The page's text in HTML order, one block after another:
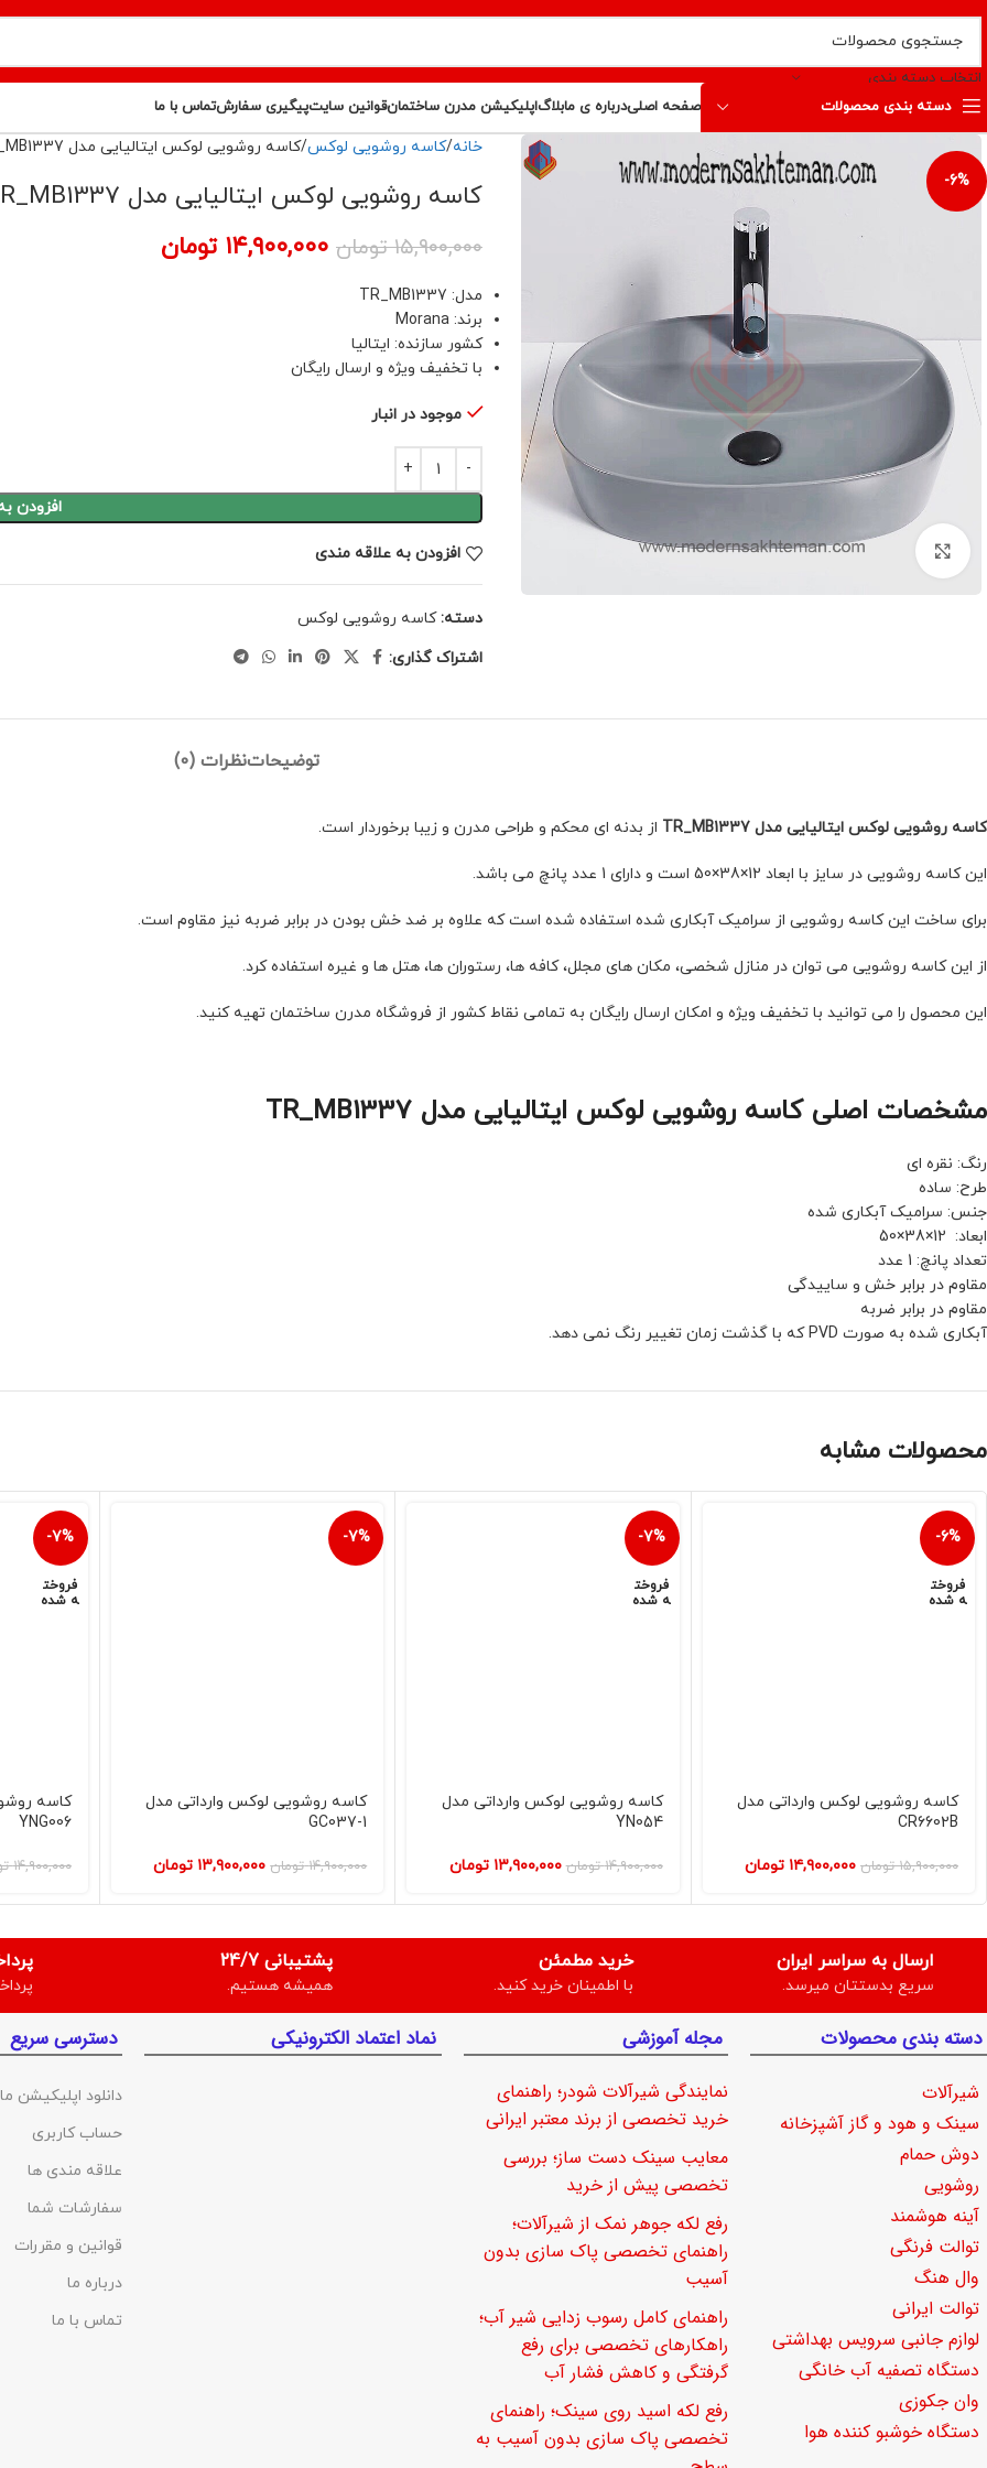
انتخاب دسته بندی
دسته بندی محصولات
صفحه اصلیدرباره ی مابلاگاپلیکیشن مدرن ساختمانقوانین سایتپیگیری سفارشتماس با ما
-6%
برای بزرگنمایی کلیک کنید
خانه کاسه روشویی لوکس کاسه روشویی لوکس ایتالیایی مدل TR_MB1337
کاسه روشویی لوکس ایتالیایی مدل TR_MB1337
۱۵,۹۰۰,۰۰۰ تومان ۱۴,۹۰۰,۰۰۰ تومان
مدل: TR_MB1337
برند: Morana
کشور سازنده: ایتالیا
با تخفیف ویژه و ارسال رایگان
موجود در انبار
افزودن
افزودن به علاقه مندی
دسته: کاسه روشویی لوکس
اشتراک گذاری:
توضیحاتنظرات (0)
کاسه روشویی لوکس ایتالیایی مدل TR_MB1337 از بدنه ای محکم و طراحی مدرن و زیبا برخوردار است.
این کاسه روشویی در سایز با ابعاد 12×38×50 است و دارای 1 عدد پانچ می باشد.
برای ساخت این کاسه روشویی از سرامیک آبکاری شده استفاده شده است که علاوه بر ضد خش بودن در برابر ضربه نیز مقاوم است.
از این کاسه روشویی می توان در منازل شخصی، مکان های مجلل، کافه ها، رستوران ها، هتل ها و غیره استفاده کرد.
این محصول را می توانید با تخفیف ویژه و امکان ارسال رایگان به تمامی نقاط کشور از فروشگاه مدرن ساختمان تهیه کنید.
مشخصات اصلی کاسه روشویی لوکس ایتالیایی مدل TR_MB1337
رنگ: نقره ای
طرح: ساده
جنس: سرامیک آبکاری شده
ابعاد: 12×38×50
تعداد پانچ: 1 عدد
مقاوم در برابر خش و ساییدگی
مقاوم در برابر ضربه
آبکاری شده به صورت PVD که با گذشت زمان تغییر رنگ نمی دهد.
محصولات مشابه
-6%
فروخت
ه شده
کاسه روشویی لوکس وارداتی مدل
CR6602B
۱۵,۹۰۰,۰۰۰ تومان ۱۴,۹۰۰,۰۰۰ تومان
-7%
فروخت
ه شده
کاسه روشویی لوکس وارداتی مدل
YN054
۱۴,۹۰۰,۰۰۰ تومان ۱۳,۹۰۰,۰۰۰ تومان
-7%
کاسه روشویی لوکس وارداتی مدل
GC037-1
۱۴,۹۰۰,۰۰۰ تومان ۱۳,۹۰۰,۰۰۰ تومان
-7%
فروخت
ه شده
کاسه
YNG006
۱۴,۹۰۰,۰۰۰
ارسال به سراسر ایران
سریع بدستتان میرسد.
خرید مطمئن
با اطمینان خرید کنید.
پشتیبانی 24/7
همیشه هستیم.
دسته بندی محصولات
شیرآلات
سینک و هود و گاز آشپزخانه
دوش حمام
روشویی
آینه هوشمند
توالت فرنگی
وال هنگ
توالت ایرانی
لوازم جانبی سرویس بهداشتی
دستگاه تصفیه آب خانگی
وان جکوزی
دستگاه خوشبو کننده هوا
مجله آموزشی
نمایندگی شیرآلات شودر؛ راهنمای
خرید تخصصی از برند معتبر ایرانی
معایب سینک دست ساز؛ بررسی
تخصصی پیش از خرید
رفع لکه جوهر نمک از شیرآلات؛
راهنمای تخصصی پاک سازی بدون
آسیب
راهنمای کامل رسوب زدایی شیر آب؛
راهکارهای تخصصی برای رفع
گرفتگی و کاهش فشار آب
رفع لکه اسید روی سینک؛ راهنمای
تخصصی پاک سازی بدون آسیب به
نماد اعتماد الکترونیکی دسترسی سریع
دانلود اپلیکیشن ما
حساب کاربری
علاقه مندی ها
سفارشات شما
قوانین و مقررات
درباره ما
تماس با ما